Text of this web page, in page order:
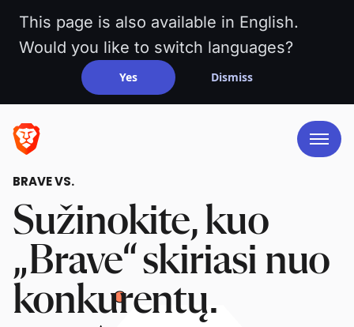
This page is also available in English.
Would you like to switch languages?
Yes Dismiss
BRAVE VS.
Sužinokite, kuo
„Brave“ skiriasi nuo
konkurentų.